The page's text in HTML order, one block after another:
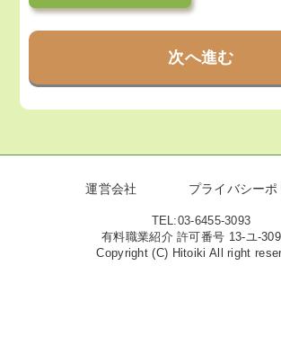
次へ進む
運営会社 プライバシーポ
TEL:03-6455-3093
有料職業紹介 許可番号 13-ユ-
Copyright (C) Hitoiki All right